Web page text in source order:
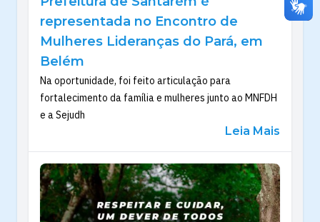
representada no Encontro de
Mulheres Lideranças do Pará, em
Belém
Na oportunidade, foi feito articulação para
fortalecimento da família e mulheres junto ao MNFDH
e a Sejudh
Leia Mais